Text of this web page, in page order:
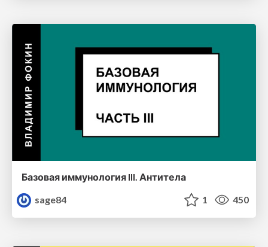
Базовая иммунология III. Антитела
sage84
1 450